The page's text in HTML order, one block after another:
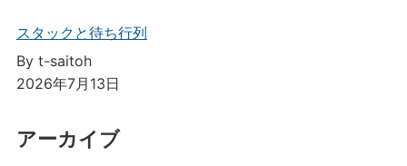
スタックと待ち行列
By t-saitoh
2026年7月13日
アーカイブ